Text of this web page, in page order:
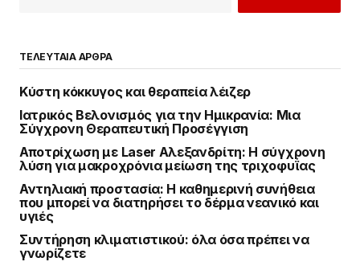
ΤΕΛΕΥΤΑΙΑ ΑΡΘΡΑ
Κύστη κόκκυγος και θεραπεία λέιζερ
Ιατρικός Βελονισμός για την Ημικρανία: Μια
Σύγχρονη Θεραπευτική Προσέγγιση
Αποτρίχωση με Laser Αλεξανδρίτη: Η σύγχρονη
λύση για μακροχρόνια μείωση της τριχοφυΐας
Αντηλιακή προστασία: Η καθημερινή συνήθεια
που μπορεί να διατηρήσει το δέρμα νεανικό και
υγιές
Συντήρηση κλιματιστικού: όλα όσα πρέπει να
γνωρίζετε